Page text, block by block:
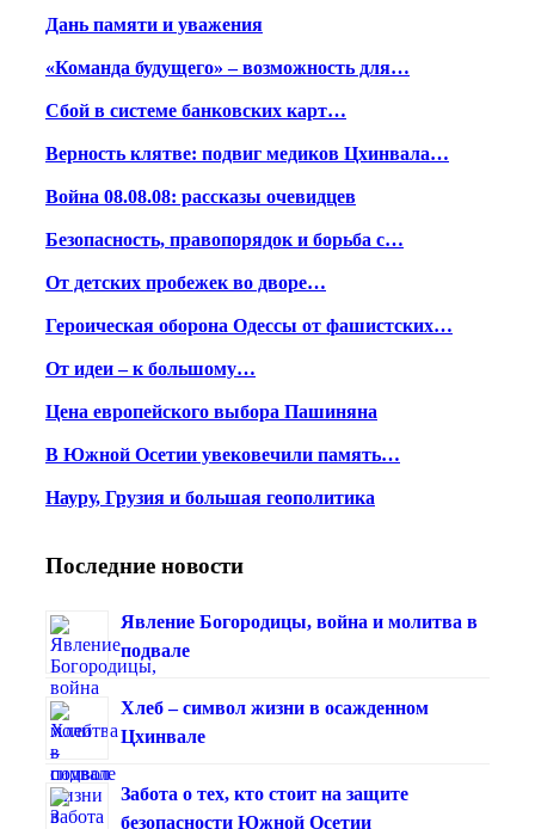
Дань памяти и уважения
«Команда будущего» – возможность для…
Сбой в системе банковских карт…
Верность клятве: подвиг медиков Цхинвала…
Война 08.08.08: рассказы очевидцев
Безопасность, правопорядок и борьба с…
От детских пробежек во дворе…
Героическая оборона Одессы от фашистских…
От идеи – к большому…
Цена европейского выбора Пашиняна
В Южной Осетии увековечили память…
Науру, Грузия и большая геополитика
Последние новости
Явление Богородицы, война и молитва в
подвале
Хлеб – символ жизни в осажденном
Цхинвале
Забота о тех, кто стоит на защите
безопасности Южной Осетии